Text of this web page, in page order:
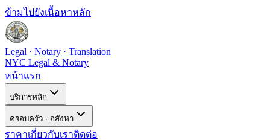
ข้ามไปยังเนื้อหาหลัก
Legal · Notary · Translation
NYC Legal & Notary
หน้าแรก
บริการหลัก
ครอบครัว · อสังหา
ราคาเกี่ยวกับเราติดต่อ